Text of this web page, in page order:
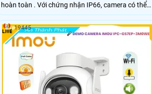
hoàn toàn . Với chứng nhận IP66, camera có thể
được sử dụng ngoài trời với các điều kiện thời tiết
khác nhau. Với tính năng giám sát trực tiếp với độ
nét cao QHD 3K và các tính năng xoay 0 ~ 355 ° &
nghiêng 0 ~ 90 °
19445